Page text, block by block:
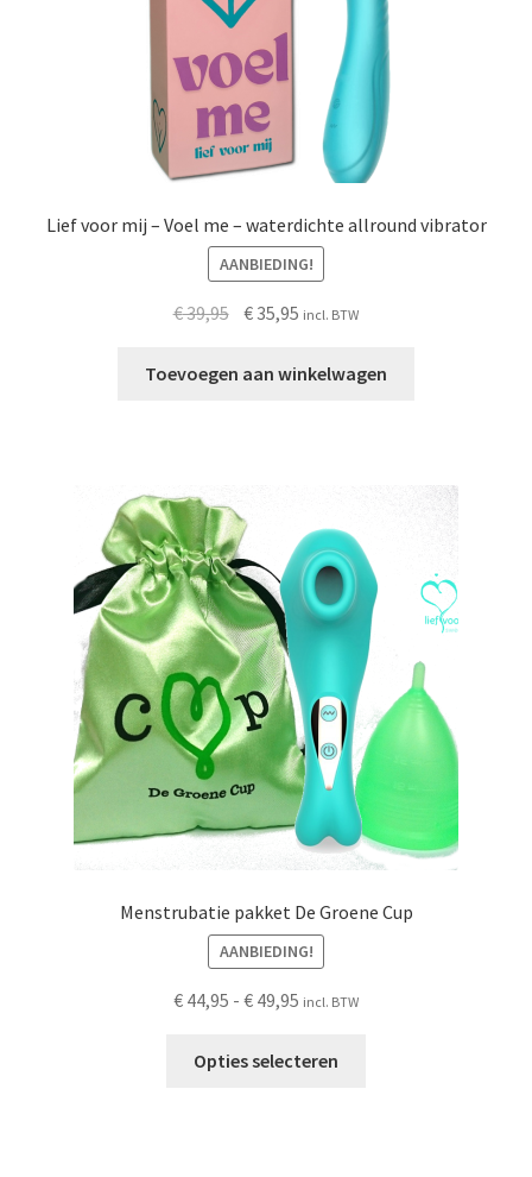
Lief voor mij – Voel me – waterdichte allround vibrator
AANBIEDING!
€39,95 Oorspronkelijke
was:
€35,95 Huidige
is:
incl. BTW
Toevoegen aan winkelwagen
Menstrubatie pakket De Groene Cup
AANBIEDING!
€ 44,95 - € 49,95 Prijsklasse:
tot
incl. BTW
Opties selecteren